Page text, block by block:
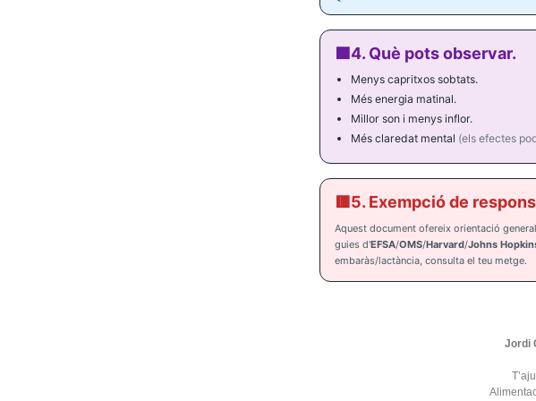
🟪4. Què pots observar.
Menys capritxos sobtats.
Més energia matinal.
Millor son i menys inflor.
Més claredat mental (els efectes
🟥5. Exempció de
Aquest document ofereix orientació
guies d'EFSA/OMS/Harvard/Johns
embaràs/lactància, consulta el teu metge.
Jordi